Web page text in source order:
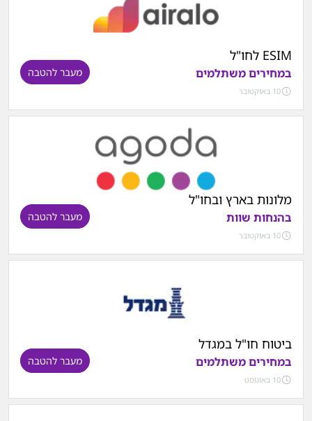
ESIM לחו"ל
במחירים משתלמים
10 באוקטובר
מעבר להטבה
מלונות בארץ ובחו"ל
בהנחות שוות
10 באוקטובר
מעבר להטבה
ביטוח חו"ל במגדל
במחירים משתלמים
10 באוגוסט
מעבר להטבה